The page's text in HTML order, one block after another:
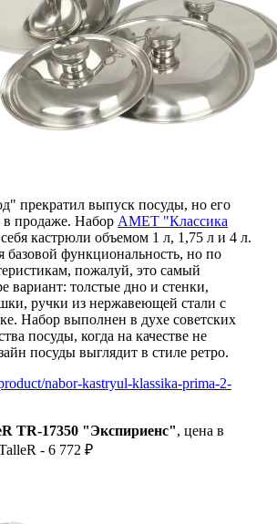
прекратил выпуск посуды, но его
в продаже. Набор АМЕТ "Классика
кастрюли объемом 1 л, 1,75 л и 4 л.
базовой функциональность, но по
пожалуй, это самый
вариант: толстые дно и стенки,
ручки из нержавеющей стали с
Набор выполнен в духе советских
посуды, когда на качестве не
посуды выглядит в стиле ретро.
nabor-kastryul-klassika-prima-2-
TR-17350 "Экспириенс", цена в
- 6 772 ₽